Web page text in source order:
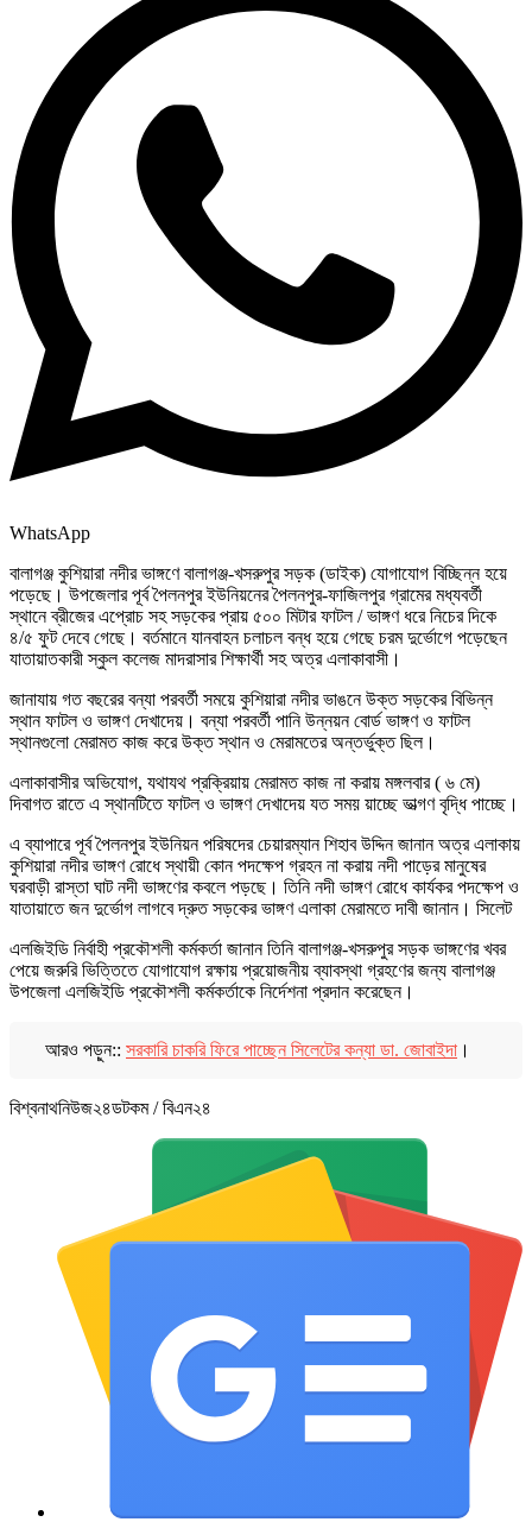
WhatsApp
বালাগঞ্জ কুশিয়ারা নদীর ভাঙ্গণে বালাগঞ্জ-খসরুপুর সড়ক (ডাইক) যোগাযোগ বিচ্ছিন্ন হয়ে
পড়েছে। উপজেলার পূর্ব পৈলনপুর ইউনিয়নের পৈলনপুর-ফাজিলপুর গ্রামের মধ্যবর্তী
স্থানে ব্রীজের এপ্রোচ সহ সড়কের প্রায় ৫০০ মিটার ফাটল / ভাঙ্গণ ধরে নিচের দিকে
৪/৫ ফুট দেবে গেছে। বর্তমানে যানবাহন চলাচল বন্ধ হয়ে গেছে চরম দুর্ভোগে পড়েছেন
যাতায়াতকারী স্কুল কলেজ মাদরাসার শিক্ষার্থী সহ অত্র এলাকাবাসী।
জানাযায় গত বছরের বন্যা পরবর্তী সময়ে কুশিয়ারা নদীর ভাঙনে উক্ত সড়কের বিভিন্ন
স্থান ফাটল ও ভাঙ্গণ দেখাদেয়। বন্যা পরবর্তী পানি উন্নয়ন বোর্ড ভাঙ্গণ ও ফাটল
স্থানগুলো মেরামত কাজ করে উক্ত স্থান ও মেরামতের অন্তর্ভুক্ত ছিল।
এলাকাবাসীর অভিযোগ, যথাযথ প্রক্রিয়ায় মেরামত কাজ না করায় মঙ্গলবার ( ৬ মে)
দিবাগত রাতে এ স্থানটিতে ফাটল ও ভাঙ্গণ দেখাদেয় যত সময় য়াচ্ছে ভাভ্গণ বৃদ্ধি পাচ্ছে।
এ ব্যাপারে পূর্ব পৈলনপুর ইউনিয়ন পরিষদের চেয়ারম্যান শিহাব উদ্দিন জানান অত্র এলাকায়
কুশিয়ারা নদীর ভাঙ্গণ রোধে স্থায়ী কোন পদক্ষেপ গ্রহন না করায় নদী পাড়ের মানুষের
ঘরবাড়ী রাস্তা ঘাট নদী ভাঙ্গণের কবলে পড়ছে। তিনি নদী ভাঙ্গণ রোধে কার্যকর পদক্ষেপ ও
যাতায়াতে জন দুর্ভোগ লাগবে দ্রুত সড়কের ভাঙ্গণ এলাকা মেরামতে দাবী জানান। সিলেট
এলজিইডি নির্বাহী প্রকৌশলী কর্মকর্তা জানান তিনি বালাগঞ্জ-খসরুপুর সড়ক ভাঙ্গণের খবর
পেয়ে জরুরি ভিত্তিতে যোগাযোগ রক্ষায় প্রয়োজনীয় ব্যাবস্থা গ্রহণের জন্য বালাগঞ্জ
উপজেলা এলজিইডি প্রকৌশলী কর্মকর্তাকে নির্দেশনা প্রদান করেছেন।
আরও পড়ুন:: সরকারি চাকরি ফিরে পাচ্ছেন সিলেটের কন্যা ডা. জোবাইদা ।
বিশ্বনাথনিউজ২৪ডটকম / বিএন২৪